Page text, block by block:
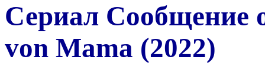
Сериал
von Mama (2022)